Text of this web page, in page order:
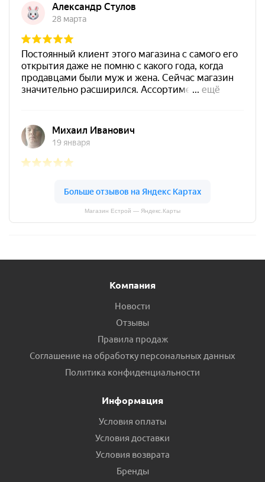
Магазин Естрой — Яндекс.Карты
Компания
Новости
Отзывы
Правила продаж
Соглашение на обработку персональных данных
Политика конфиденциальности
Информация
Условия оплаты
Условия доставки
Условия возврата
Бренды